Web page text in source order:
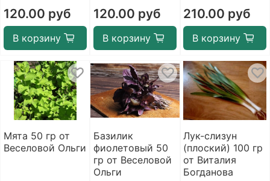
120.00 руб
В корзину
120.00 руб
В корзину
210.00 руб
В корзину
Мята 50 гр от
Веселовой Ольги
Базилик
фиолетовый 50
гр от Веселовой
Ольги
Лук-слизун
(плоский) 100 гр
от Виталия
Богданова